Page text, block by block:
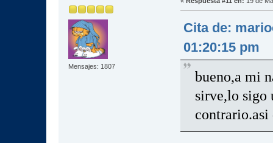
Mensajes: 1807
Cita de:
01:20:15 pm
bueno,a mi
sirve,lo sigo
contrario.asi